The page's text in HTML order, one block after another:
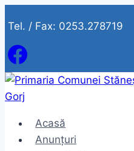
to
content
Tel. / Fax: 0253.278719
Acasă
Anunțuri